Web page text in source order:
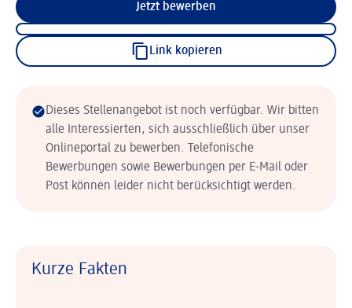
Jetzt bewerben
Link kopieren
Dieses Stellenangebot ist noch verfügbar. Wir bitten
alle Interessierten, sich ausschließlich über unser
Onlineportal zu bewerben. Telefonische
Bewerbungen sowie Bewerbungen per E-Mail oder
Post können leider nicht berücksichtigt werden.
Kurze Fakten